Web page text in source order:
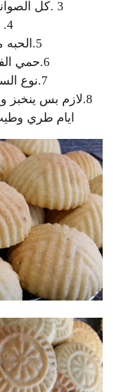
3 .كل الصواني بحطها بمكان بارد وانا بخبز
4. لا تكتري خميره ابدا
5.الحبه ما تكون كبيره رقيقه يعني
6.حمي الفرن قبل الخبز ب 10 دقايق
7.نوع السميد والطحين يكون كويس
8.لازم بس ينخبز
ايام طري